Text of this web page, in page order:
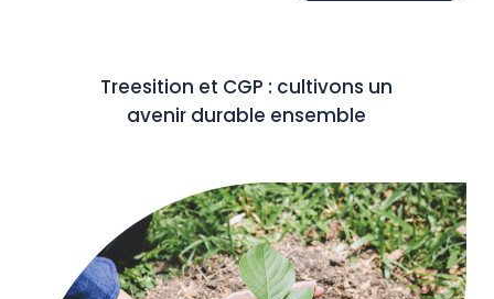
Treesition et CGP : cultivons un
avenir durable ensemble